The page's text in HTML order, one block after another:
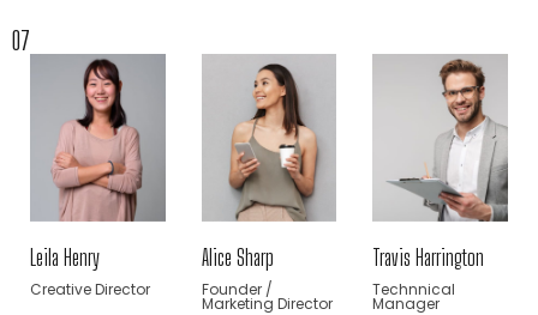
07
Leila Henry
Creative Director
Alice Sharp
Founder /
Marketing Director
Travis Harrington
Technnical
Manager